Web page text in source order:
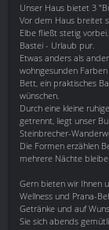
Unser Haus bietet 3
Vor dem Haus breitet
Elbe fließt stetig
Bastei - Urlaub pur.
Etwas anders als
wohngesunden
Bett, ein praktisches
wünschen.
Durch eine kleine
getrennt, liegt unser
Steinbrecher-
Die Formen erzählen
mehrere Nächte
Gern bieten wir Ihnen
Wellness und Prana-
Getränke und auf
Sie sich abends